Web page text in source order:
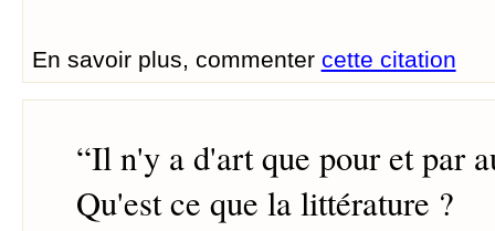
En savoir plus, commenter cette citation
“Il n'y a d'art que pour et par
Qu'est ce que la littérature ?